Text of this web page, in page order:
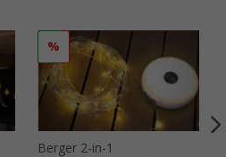
%
Berger 2-in-1